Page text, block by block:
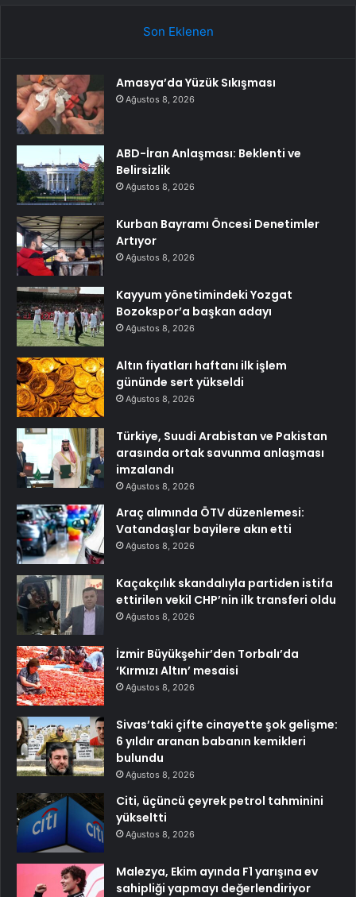
Son Eklenen
Amasya’da Yüzük Sıkışması
Ağustos 8, 2026
ABD-İran Anlaşması: Beklenti ve
Belirsizlik
Ağustos 8, 2026
Kurban Bayramı Öncesi Denetimler
Artıyor
Ağustos 8, 2026
Kayyum yönetimindeki Yozgat
Bozokspor’a başkan adayı
Ağustos 8, 2026
Altın fiyatları haftanı ilk işlem
gününde sert yükseldi
Ağustos 8, 2026
Türkiye, Suudi Arabistan ve Pakistan
arasında ortak savunma anlaşması
imzalandı
Ağustos 8, 2026
Araç alımında ÖTV düzenlemesi:
Vatandaşlar bayilere akın etti
Ağustos 8, 2026
Kaçakçılık skandalıyla partiden istifa
ettirilen vekil CHP’nin ilk transferi oldu
Ağustos 8, 2026
İzmir Büyükşehir’den Torbalı’da
‘Kırmızı Altın’ mesaisi
Ağustos 8, 2026
Sivas’taki çifte cinayette şok gelişme:
6 yıldır aranan babanın kemikleri
bulundu
Ağustos 8, 2026
Citi, üçüncü çeyrek petrol tahminini
yükseltti
Ağustos 8, 2026
Malezya, Ekim ayında F1 yarışına ev
sahipliği yapmayı değerlendiriyor